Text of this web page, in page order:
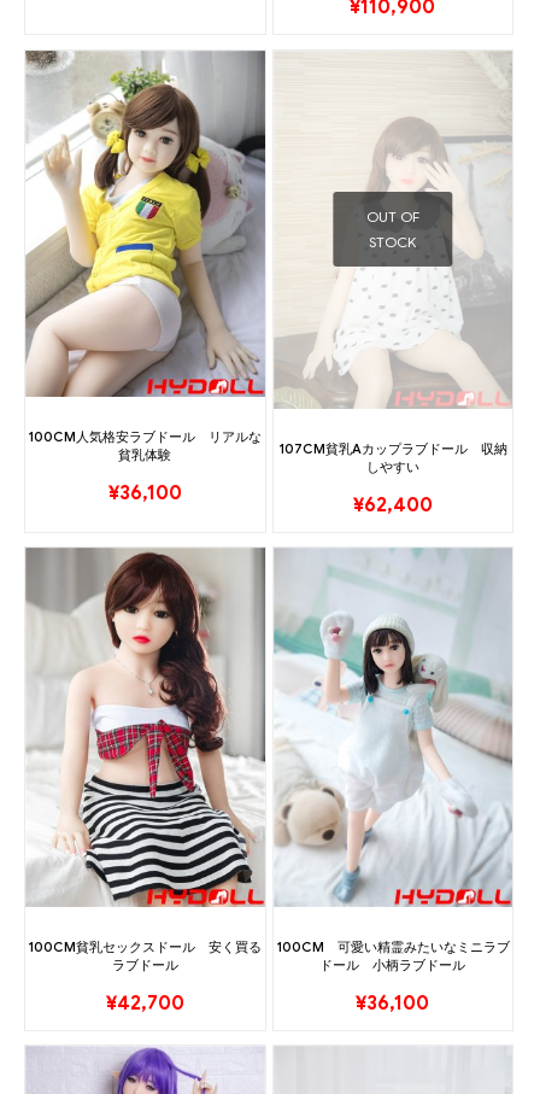
¥110,900
100CM人気格安ラブドール リアルな
貧乳体験
¥36,100
OUT OF
STOCK
107CM貧乳Aカップラブドール 収納
しやすい
¥62,400
100CM貧乳セックスドール 安く買る
ラブドール
¥42,700
100CM 可愛い精霊みたいなミニラブ
ドール 小柄ラブドール
¥36,100